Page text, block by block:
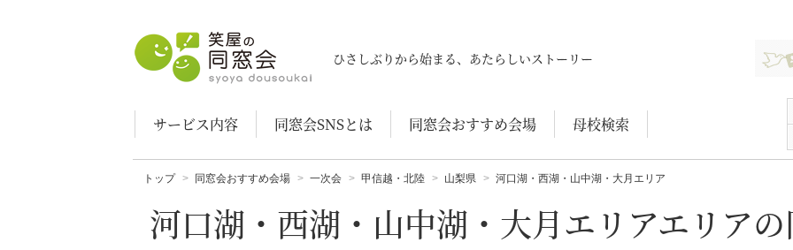
笑屋の同窓会
ひさしぶりから始まる、あたらしいストーリー
サービス内容 同窓会SNSとは 同窓会おすすめ会場 母校検索
トップ 同窓会おすすめ会場 一次会 甲信越・北陸 山梨県 河口湖・西湖・山中湖・大月エリア
河口湖・西湖・山中湖・大月エリアエリア